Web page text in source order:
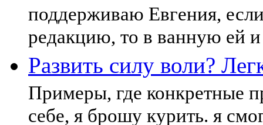
поддерживаю Евгения, если
редакцию, то в ванную ей
Развить силу воли?
Примеры, где конкретные
себе, я брошу курить. я